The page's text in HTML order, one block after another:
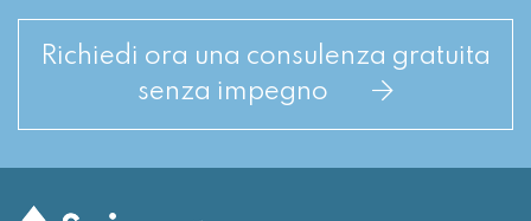
Richiedi ora una consulenza gratuita
senza impegno